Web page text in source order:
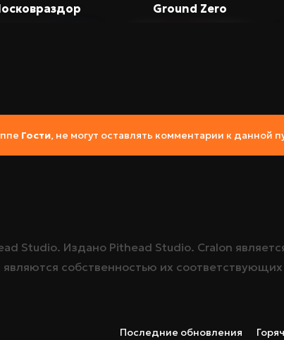
Ground Zero
Гости, не могут оставлять комментарии к данной
Studio. Издано Pithead Studio. Cralon
являются собственностью их
Последние обновления